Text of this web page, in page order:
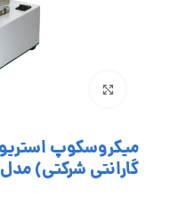
گارانتی شرکتی) مدل SM40